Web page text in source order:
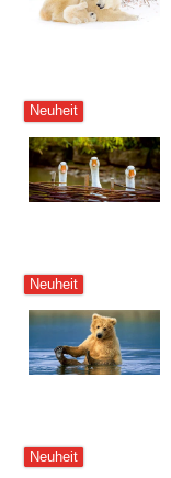
Neuheit
Neuheit
Neuheit